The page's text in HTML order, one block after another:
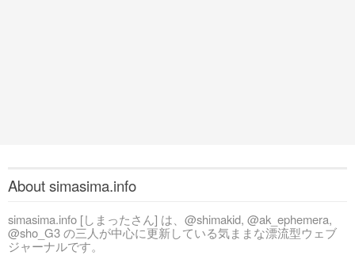
About simasima.info
simasima.info [しまったさん] は、@shimakid, @ak_ephemera,
@sho_G3 の三人が中心に更新している気ままな漂流型ウェブ
ジャーナルです。